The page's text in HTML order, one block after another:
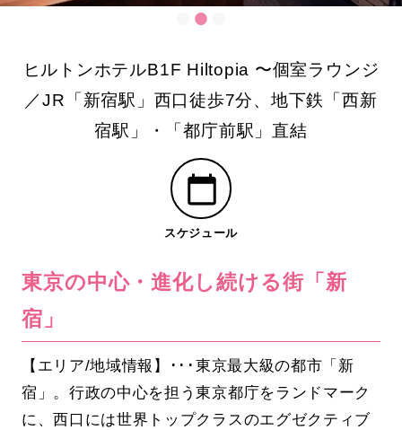
ヒルトンホテルB1F Hiltopia 〜個室ラウンジ
／JR「新宿駅」西口徒歩7分、地下鉄「西新
宿駅」・「都庁前駅」直結
スケジュール
東京の中心・進化し続ける街「新
宿」
【エリア/地域情報】･･･東京最大級の都市「新
宿」。行政の中心を担う東京都庁をランドマーク
に、西口には世界トップクラスのエグゼクティブ